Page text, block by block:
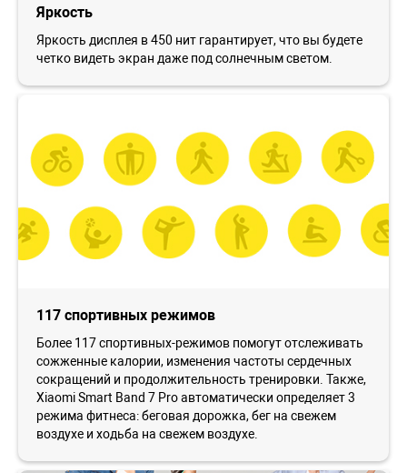
Яркость
Яркость дисплея в 450 нит гарантирует, что вы будете
четко видеть экран даже под солнечным светом.
117 спортивных режимов
Более 117 спортивных-режимов помогут отслеживать
сожженные калории, изменения частоты сердечных
сокращений и продолжительность тренировки. Также,
Xiaomi Smart Band 7 Pro автоматически определяет 3
режима фитнеса: беговая дорожка, бег на свежем
воздухе и ходьба на свежем воздухе.